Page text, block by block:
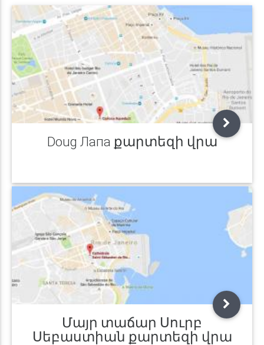
Doug Лапа քարտեզի վրա
Մայր տաճար Սուրբ
Սեբաստիան քարտեզի վրա